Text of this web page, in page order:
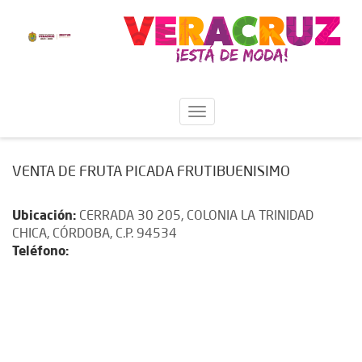
VENTA DE FRUTA PICADA FRUTIBUENISIMO
Ubicación: CERRADA 30 205, COLONIA LA TRINIDAD
CHICA, CÓRDOBA, C.P. 94534
Teléfono: